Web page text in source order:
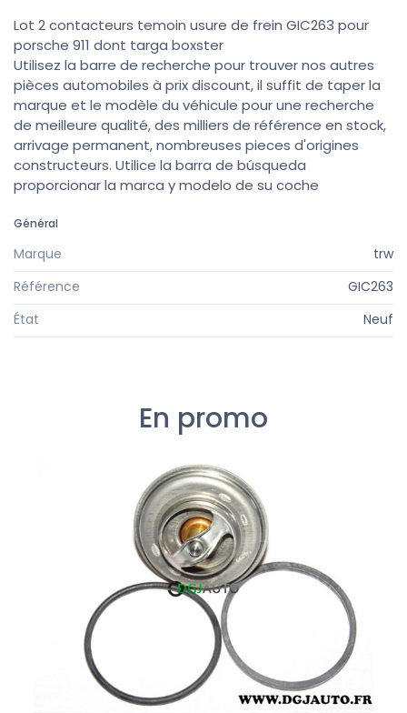
Lot 2 contacteurs temoin usure de frein GIC263 pour
porsche 911 dont targa boxster
Utilisez la barre de recherche pour trouver nos autres
pièces automobiles à prix discount, il suffit de taper la
marque et le modèle du véhicule pour une recherche
de meilleure qualité, des milliers de référence en stock,
arrivage permanent, nombreuses pieces d'origines
constructeurs. Utilice la barra de búsqueda
proporcionar la marca y modelo de su coche
Général
Marque
trw
Référence
GIC263
État
Neuf
En promo